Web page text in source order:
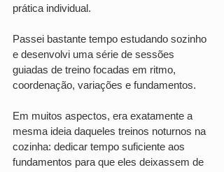
prática individual.
Passei bastante tempo estudando sozinho
e desenvolvi uma série de sessões
guiadas de treino focadas em ritmo,
coordenação, variações e fundamentos.
Em muitos aspectos, era exatamente a
mesma ideia daqueles treinos noturnos na
cozinha: dedicar tempo suficiente aos
fundamentos para que eles deixassem de